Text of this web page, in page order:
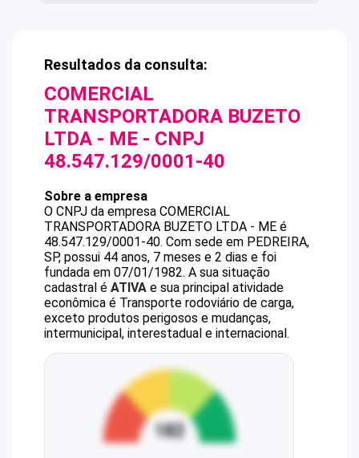
Resultados da consulta:
COMERCIAL
TRANSPORTADORA BUZETO
LTDA - ME - CNPJ
48.547.129/0001-40
Sobre a empresa
O CNPJ da empresa COMERCIAL
TRANSPORTADORA BUZETO LTDA - ME é
48.547.129/0001-40. Com sede em PEDREIRA,
SP, possui 44 anos, 7 meses e 2 dias e foi
fundada em 07/01/1982. A sua situação
cadastral é ATIVA e sua principal atividade
econômica é Transporte rodoviário de carga,
exceto produtos perigosos e mudanças,
intermunicipal, interestadual e internacional.